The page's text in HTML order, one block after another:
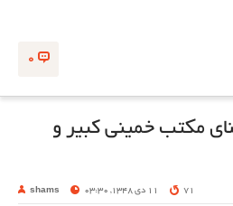
0
مکتب خمینی کبیر و
shams 11 دی 1348, 03:30 71